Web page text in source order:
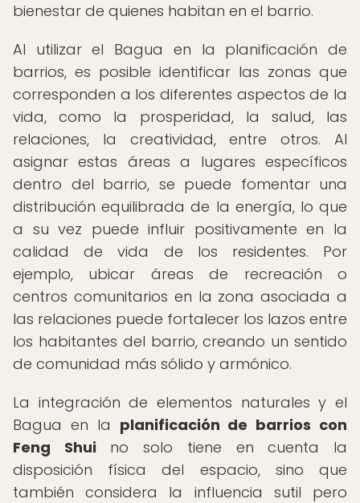
bienestar de quienes habitan en el barrio.
Al utilizar el Bagua en la planificación de
barrios, es posible identificar las zonas que
corresponden a los diferentes aspectos de la
vida, como la prosperidad, la salud, las
relaciones, la creatividad, entre otros. Al
asignar estas áreas a lugares específicos
dentro del barrio, se puede fomentar una
distribución equilibrada de la energía, lo que
a su vez puede influir positivamente en la
calidad de vida de los residentes. Por
ejemplo, ubicar áreas de recreación o
centros comunitarios en la zona asociada a
las relaciones puede fortalecer los lazos entre
los habitantes del barrio, creando un sentido
de comunidad más sólido y armónico.
La integración de elementos naturales y el
Bagua en la planificación de barrios con
Feng Shuino solo tiene en cuenta la
disposición física del espacio, sino que
también considera la influencia sutil pero